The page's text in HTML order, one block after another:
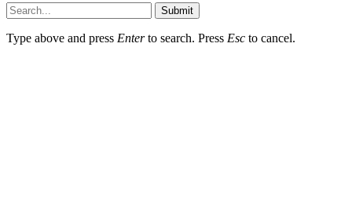
Submit
Type above and press Enterto search. Press Esc to cancel.